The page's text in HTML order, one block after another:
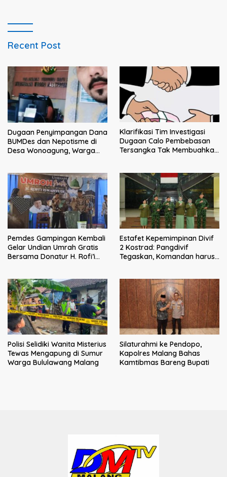
Recent Post
Dugaan Penyimpangan Dana
BUMDes dan Nepotisme di
Desa Wonoagung, Warga
Klarifikasi Tim Investigasi
Dugaan Calo Pembebasan
Tersangka Tak Membuahkan
Pemdes Gampingan Kembali
Gelar Undian Umrah Gratis
Bersama Donatur H. Rofi’i
Estafet Kepemimpinan Divif
2 Kostrad: Pangdivif
Tegaskan, Komandan harus
Polisi Selidiki Wanita Misterius
Tewas Mengapung di Sumur
Warga Bululawang Malang
Silaturahmi ke Pendopo,
Kapolres Malang Bahas
Kamtibmas Bareng Bupati